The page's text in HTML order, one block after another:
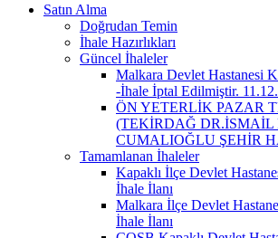
Satın Alma
Doğrudan Temin
İhale Hazırlıkları
Güncel İhaleler
Malkara Devlet Hastanesi
-İhale İptal Edilmiştir.
ÖN YETERLİK PAZAR
(TEKİRDAĞ DR.İSMAİL
CUMALIOĞLU ŞEHİR
Tamamlanan İhaleler
Kapaklı İlçe Devlet
İhale İlanı
Malkara İlçe Devlet
İhale İlanı